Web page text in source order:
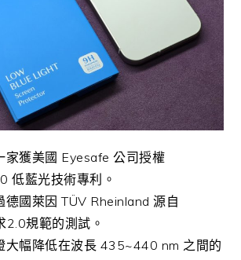
家獲美國 Eyesafe 公司授權
低藍光技術專利。
德國萊因 TÜV Rheinland 源自
2.0規範的測試。
大幅降低在波長 435~440 nm 之間的